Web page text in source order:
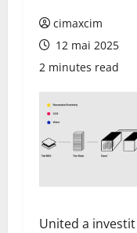
cimaxcim
12 mai 2025
2 minutes read
United a investit